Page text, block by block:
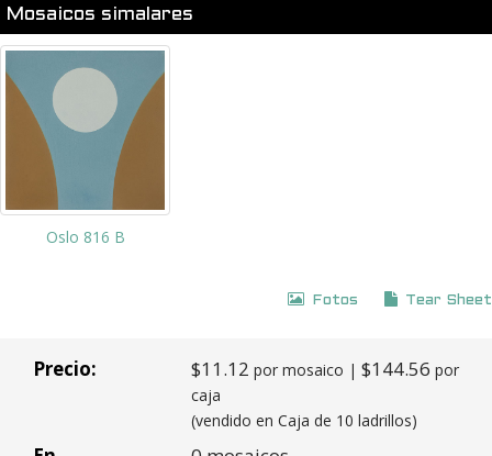
Mosaicos simalares
Oslo 816 B
Fotos Tear Sheet
Precio: $11.12 por mosaico | $144.56 por
caja
(vendido en Caja de 10 ladrillos)